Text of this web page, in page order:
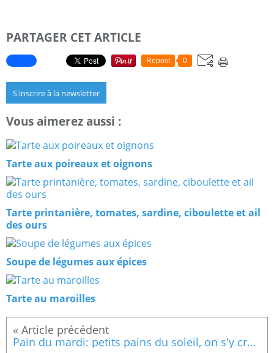
PARTAGER CET ARTICLE
Repost 0
S'inscrire à la newsletter
Vous aimerez aussi :
Tarte aux poireaux et oignons
Tarte printanière, tomates, sardine, ciboulette et ail
des ours
Soupe de légumes aux épices
Tarte au maroilles
Pain du mardi: petits pains du soleil, on s'y croirait